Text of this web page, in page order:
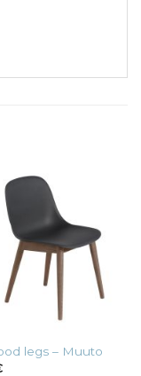
legs – Muuto